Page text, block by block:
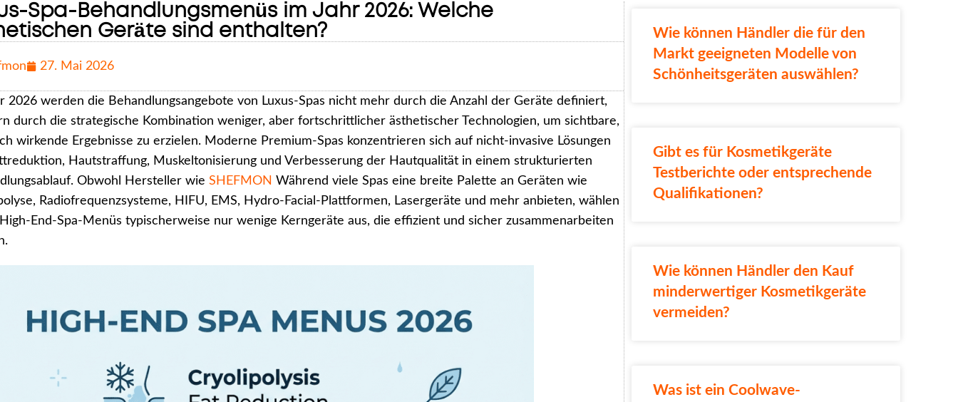
Spa-Behandlungsmenüs im Jahr 2026: Welche
Geräte sind enthalten?
27. Mai 2026
2026 werden die Behandlungsangebote von Luxus-Spas nicht mehr durch die Anzahl der Geräte definiert,
durch die strategische Kombination weniger, aber fortschrittlicher ästhetischer Technologien, um sichtbare,
wirkende Ergebnisse zu erzielen. Moderne Premium-Spas konzentrieren sich auf nicht-invasive Lösungen
Hautstraffung, Muskeltonisierung und Verbesserung der Hautqualität in einem strukturierten
Obwohl Hersteller wieSHEFMON Während viele Spas eine breite Palette an Geräten wie
Radiofrequenzsysteme, HIFU, EMS, Hydro-Facial-Plattformen, Lasergeräte und mehr anbieten, wählen
End-Spa-Menüs typischerweise nur wenige Kerngeräte aus, die effizient und sicher zusammenarbeiten
Wie können Händler die für den
Markt geeigneten Modelle von
Schönheitsgeräten auswählen?
Gibt es für Kosmetikgeräte
Testberichte oder entsprechende
Qualifikationen?
Wie können Händler den Kauf
minderwertiger Kosmetikgeräte
vermeiden?
Was ist ein Coolwave-